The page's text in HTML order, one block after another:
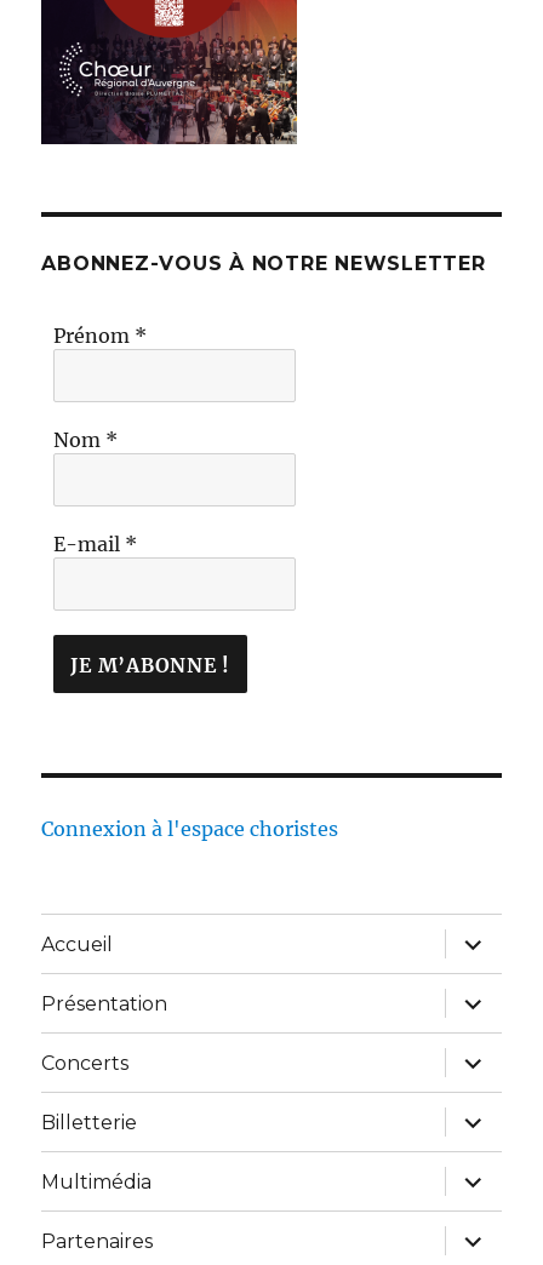
ABONNEZ-VOUS À NOTRE NEWSLETTER
Prénom *
Nom *
E-mail *
Connexion à l'espace choristes
Accueil
Présentation
Concerts
Billetterie
Multimédia
Partenaires